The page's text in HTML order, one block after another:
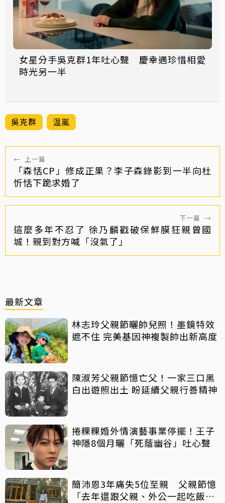
女星分手吳克群1年吐心聲 慶幸遇珍惜相愛
時光另一半
吳克群 温嵐
← 上一篇
「森恬CP」修成正果？李子森錄影到一半向杜
忻恬下跪求婚了
下一篇 →
這麼多年不忍了 徐乃麟戳破保鮮膜狂親曾國
城！親到對方喊「沒氣了」
最新文章
林志玲父親節曬帥兒照！墨鏡特效
遮不住 完美基因神複製帥出新高度
陳淑芳父親節憶亡父！一家三口黑
白出遊照出土 盼延續父親行善精神
捲粿粿婚外情演藝事業停擺！王子
神隱8個月曬「死蔭幽谷」吐心聲
簡沛恩3年痛失5位至親 父親節憶
「去年還跟父親、外公一起吃飯聊